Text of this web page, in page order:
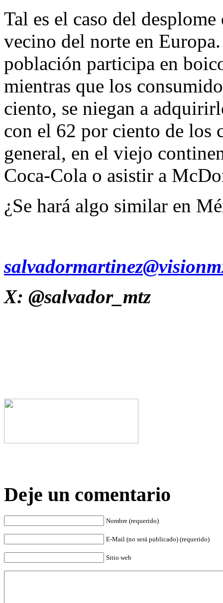
Tal es el caso del
vecino del norte en
población participa en
mientras que los
ciento, se niegan a
con el 62 por ciento de los
general, en el viejo
Coca-Cola o asistir a
¿Se hará algo similar en
X: @salvador_mtz
Deje un comentario
Nombre (requerido)
E-Mail (no será publicado) (requerido)
Sitio web